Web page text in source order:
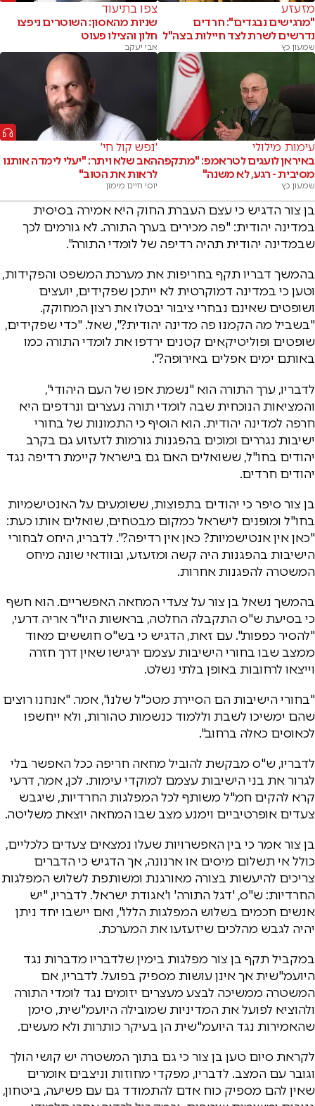
מזעזע
"מרגישים נבגדים": חרדים
נדרשים לשרת לצד חיילות בצה"ל
שמעון כץ
צפו בתיעוד
שניות מהאסון: השוטרים ניפצו
חלון והצילו פעוט
אבי יעקב
עימות מילולי
באיראן לועגים לטראמפ: "מתקפה
מסיבית - רגע, לא משנה"
שמעון כץ
'נפש קול חי'
האב שלא ויתר: "יעלי לימדה אותנו
לראות את הטוב"
יוסי חיים מימון
בן צור הדגיש כי עצם העברת החוק היא אמירה בסיסית
במדינה יהודית: "פה מכירים בערך התורה. לא גורמים לכך
שבמדינה יהודית תהיה רדיפה של לומדי התורה".
בהמשך דבריו תקף בחריפות את מערכת המשפט והפקידות,
וטען כי במדינה דמוקרטית לא ייתכן שפקידים, יועצים
ושופטים שאינם נבחרי ציבור יבטלו את רצון המחוקק.
"בשביל מה הקמנו פה מדינה יהודית?", שאל. "כדי שפקידים,
שופטים ופוליטיקאים קטנים ירדפו את לומדי התורה כמו
באותם ימים אפלים באירופה?".
לדבריו, ערך התורה הוא "נשמת אפו של העם היהודי",
והמציאות הנוכחית שבה לומדי תורה נעצרים ונרדפים היא
חרפה למדינה יהודית. הוא הוסיף כי התמונות של בחורי
ישיבות נגררים ומוכים בהפגנות גורמות לזעזוע גם בקרב
יהודים בחו"ל, ששואלים האם גם בישראל קיימת רדיפה נגד
יהודים חרדים.
בן צור סיפר כי יהודים בתפוצות, ששומעים על האנטישמיות
בחו"ל ומופנים לישראל כמקום מבטחים, שואלים אותו כעת:
"כאן אין אנטישמיות? כאן אין רדיפה?". לדבריו, היחס לבחורי
הישיבות בהפגנות היה קשה ומזעזע, ובוודאי שונה מיחס
המשטרה להפגנות אחרות.
בהמשך נשאל בן צור על צעדי המחאה האפשריים. הוא חשף
כי בסיעת ש"ס התקבלה החלטה, בראשות היו"ר אריה דרעי,
"להסיר כפפות". עם זאת, הדגיש כי בש"ס חוששים מאוד
ממצב שבו בחורי הישיבות עצמם ירגישו שאין דרך חזרה
וייצאו לרחובות באופן בלתי נשלט.
"בחורי הישיבות הם הסיירת מטכ"ל שלנו", אמר. "אנחנו רוצים
שהם ימשיכו לשבת וללמוד כנשמות טהורות, ולא ייחשפו
לכאוסים כאלה ברחוב".
לדבריו, ש"ס מבקשת להוביל מחאה חריפה ככל האפשר בלי
לגרור את בני הישיבות עצמם למוקדי עימות. לכן, אמר, דרעי
קרא להקים חמ"ל משותף לכל המפלגות החרדיות, שיגבש
צעדים אופרטיביים וימנע מצב שבו המחאה יוצאת משליטה.
בן צור אמר כי בין האפשרויות שעלו נמצאים צעדים כלכליים,
כולל אי תשלום מיסים או ארנונה, אך הדגיש כי הדברים
צריכים להיעשות בצורה מאורגנת ומשותפת לשלוש המפלגות
החרדיות: ש"ס, 'דגל התורה' ו'אגודת ישראל'. לדבריו, "יש
אנשים חכמים בשלוש המפלגות הללו", ואם יישבו יחד ניתן
יהיה לגבש מהלכים שיזעזעו את המערכת.
במקביל תקף בן צור מפלגות בימין שלדבריו מדברות נגד
היועמ"שית אך אינן עושות מספיק בפועל. לדבריו, אם
המשטרה ממשיכה לבצע מעצרים יזומים נגד לומדי התורה
ולהוציא לפועל את המדיניות שמובילה היועמ"שית, סימן
שהאמירות נגד היועמ"שית הן בעיקר כותרות ולא מעשים.
לקראת סיום טען בן צור כי גם בתוך המשטרה יש קושי הולך
וגובר עם המצב. לדבריו, מפקדי מחוזות וניצבים אומרים
שאין להם מספיק כוח אדם להתמודד גם עם פשיעה, ביטחון,